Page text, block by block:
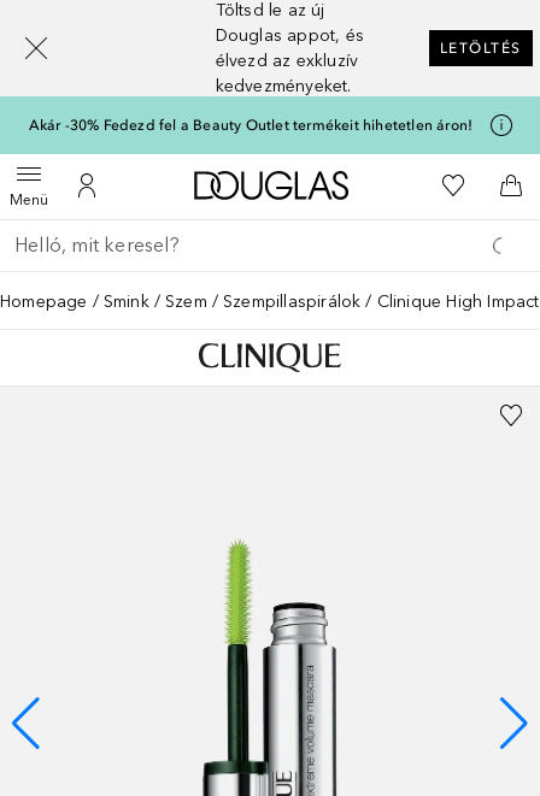
Töltsd le az új
Douglas appot, és
élvezd az exkluzív
kedvezményeket.
LETÖLTÉS
Akár -30% Fedezd fel a Beauty Outlet termékeit hihetetlen áron!
MenüMenü megnyitása
A fiókomhoz
A Douglas Főoldalra
A
Menj vissza
Keresés végrehajtása
Homepage Smink Szem Szempillaspirálok Clinique High
[navigation.slideout.screenreader]